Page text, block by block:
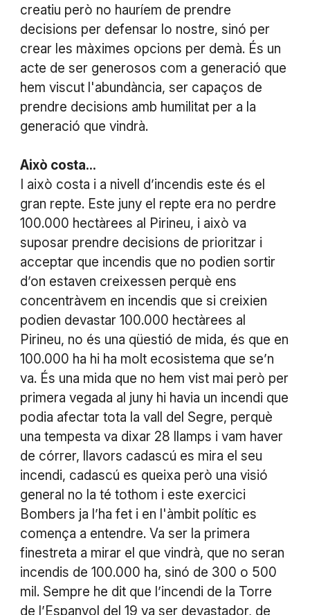
creatiu però no hauríem de prendre
decisions per defensar lo nostre, sinó per
crear les màximes opcions per demà. És un
acte de ser generosos com a generació que
hem viscut l'abundància, ser capaços de
prendre decisions amb humilitat per a la
generació que vindrà.
Això costa...
I això costa i a nivell d’incendis este és el
gran repte. Este juny el repte era no perdre
100.000 hectàrees al Pirineu, i això va
suposar prendre decisions de prioritzar i
acceptar que incendis que no podien sortir
d’on estaven creixessen perquè ens
concentràvem en incendis que si creixien
podien devastar 100.000 hectàrees al
Pirineu, no és una qüestió de mida, és que en
100.000 ha hi ha molt ecosistema que se’n
va. És una mida que no hem vist mai però per
primera vegada al juny hi havia un incendi que
podia afectar tota la vall del Segre, perquè
una tempesta va dixar 28 llamps i vam haver
de córrer, llavors cadascú es mira el seu
incendi, cadascú es queixa però una visió
general no la té tothom i este exercici
Bombers ja l’ha fet i en l'àmbit polític es
comença a entendre. Va ser la primera
finestreta a mirar el que vindrà, que no seran
incendis de 100.000 ha, sinó de 300 o 500
mil. Sempre he dit que l’incendi de la Torre
de l’Espanyol del 19 va ser devastador, de